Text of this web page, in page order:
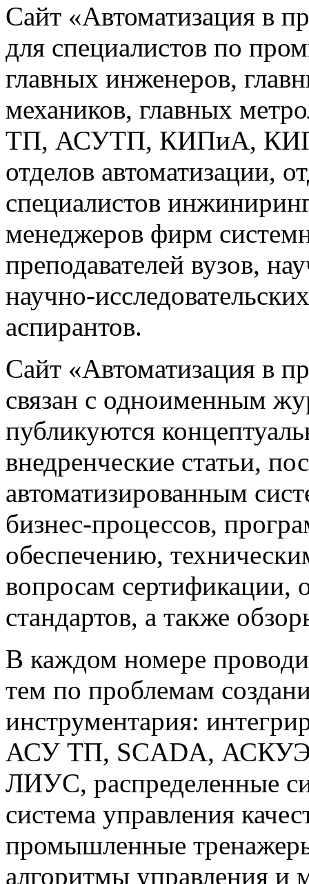
Сайт «Автоматизация в
для специалистов по
главных инженеров,
механиков, главных
ТП, АСУТП, КИПиА, КИП
отделов автоматизации,
специалистов
менеджеров фирм
преподавателей вузов,
научно-
аспирантов.
Сайт «Автоматизация в
связан с одноименным
публикуются
внедренческие статьи,
автоматизированным
бизнес-процессов,
обеспечению,
вопросам
стандартов, а также
В каждом номере
тем по проблемам
инструментария:
АСУ ТП, SCADA,
ЛИУС, распределенные
система управления
промышленные
алгоритмы управления и